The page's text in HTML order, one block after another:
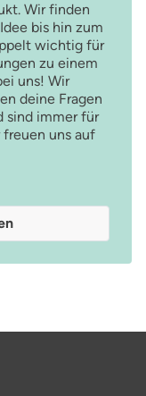
Wir finden
bis hin zum
wichtig für
zu einem
uns! Wir
deine Fragen
sind immer für
uns auf